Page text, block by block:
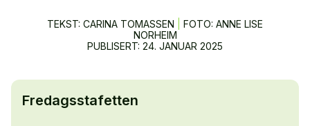
TEKST: CARINA TOMASSEN
FOTO: ANNE LISE
NORHEIM
PUBLISERT: 24. JANUAR 2025
Fredagsstafetten